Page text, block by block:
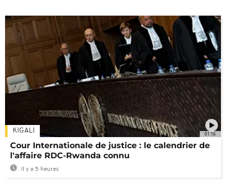
01:16
KIGALI
Cour Internationale de justice : le calendrier de
l'affaire RDC-Rwanda connu
Il y a 5 heures